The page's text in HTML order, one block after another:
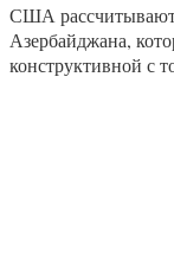
США
Азербайджана,
конструктивной с